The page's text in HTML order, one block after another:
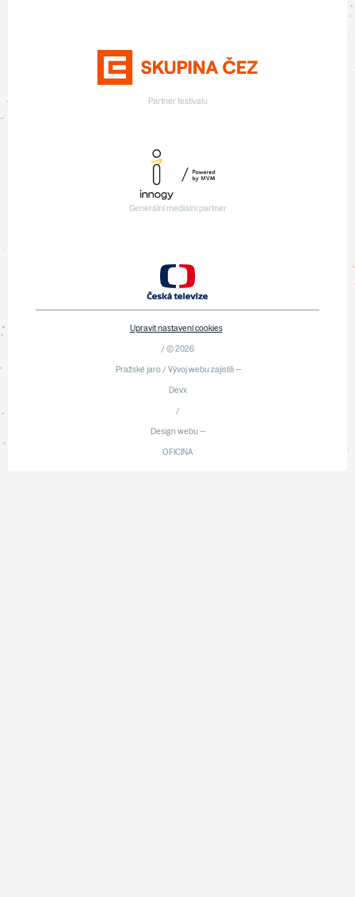
Partner festivalu
Generální mediální partner
Upravit nastavení cookies
/ © 2026
Pražské jaro / Vývoj webu zajistili —
Devx
/
Design webu —
OFICINA